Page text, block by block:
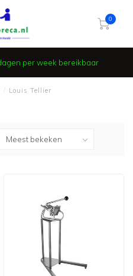
0
een e-mail en
Louis Tellier